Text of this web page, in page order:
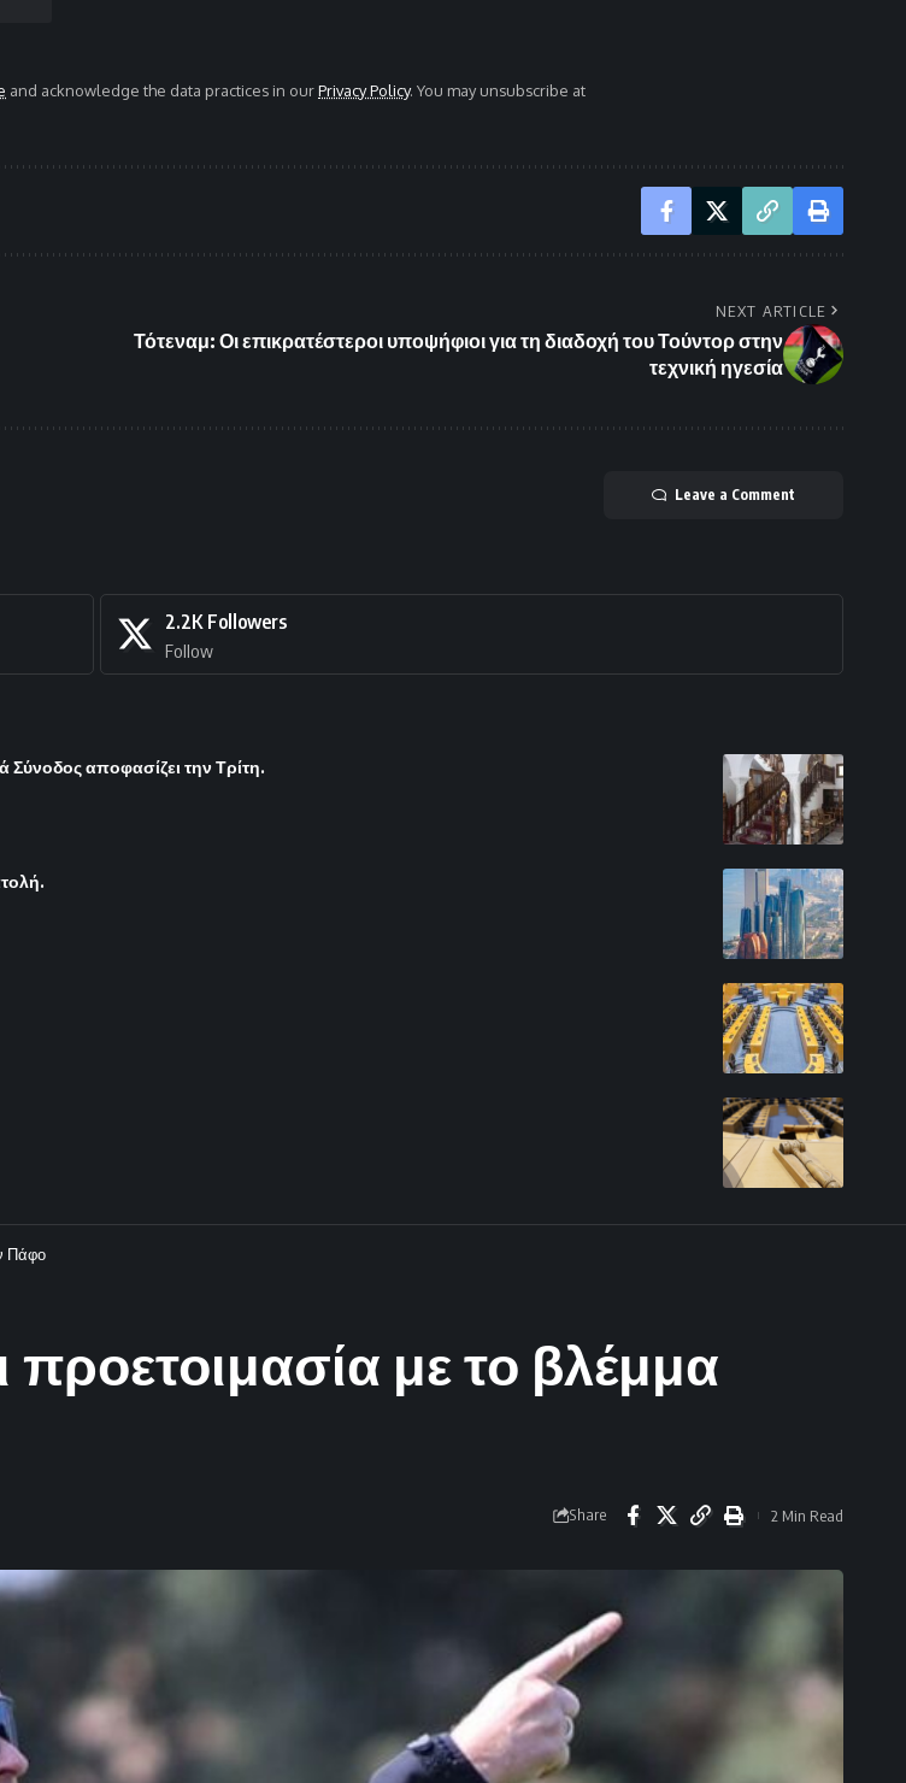
and acknowledge the data practices in ourPrivacy Policy. You may unsubscribe at
NEXT ARTICLE
Τότεναμ: Οι επικρατέστεροι υποψήφιοι για τη διαδοχή του Τούντορ στην
τεχνική ηγεσία
Leave a Comment
2.2K Followers
Follow
αποφασίζει την Τρίτη.
Πάφο
με το βλέμμα
Share 2 Min Read